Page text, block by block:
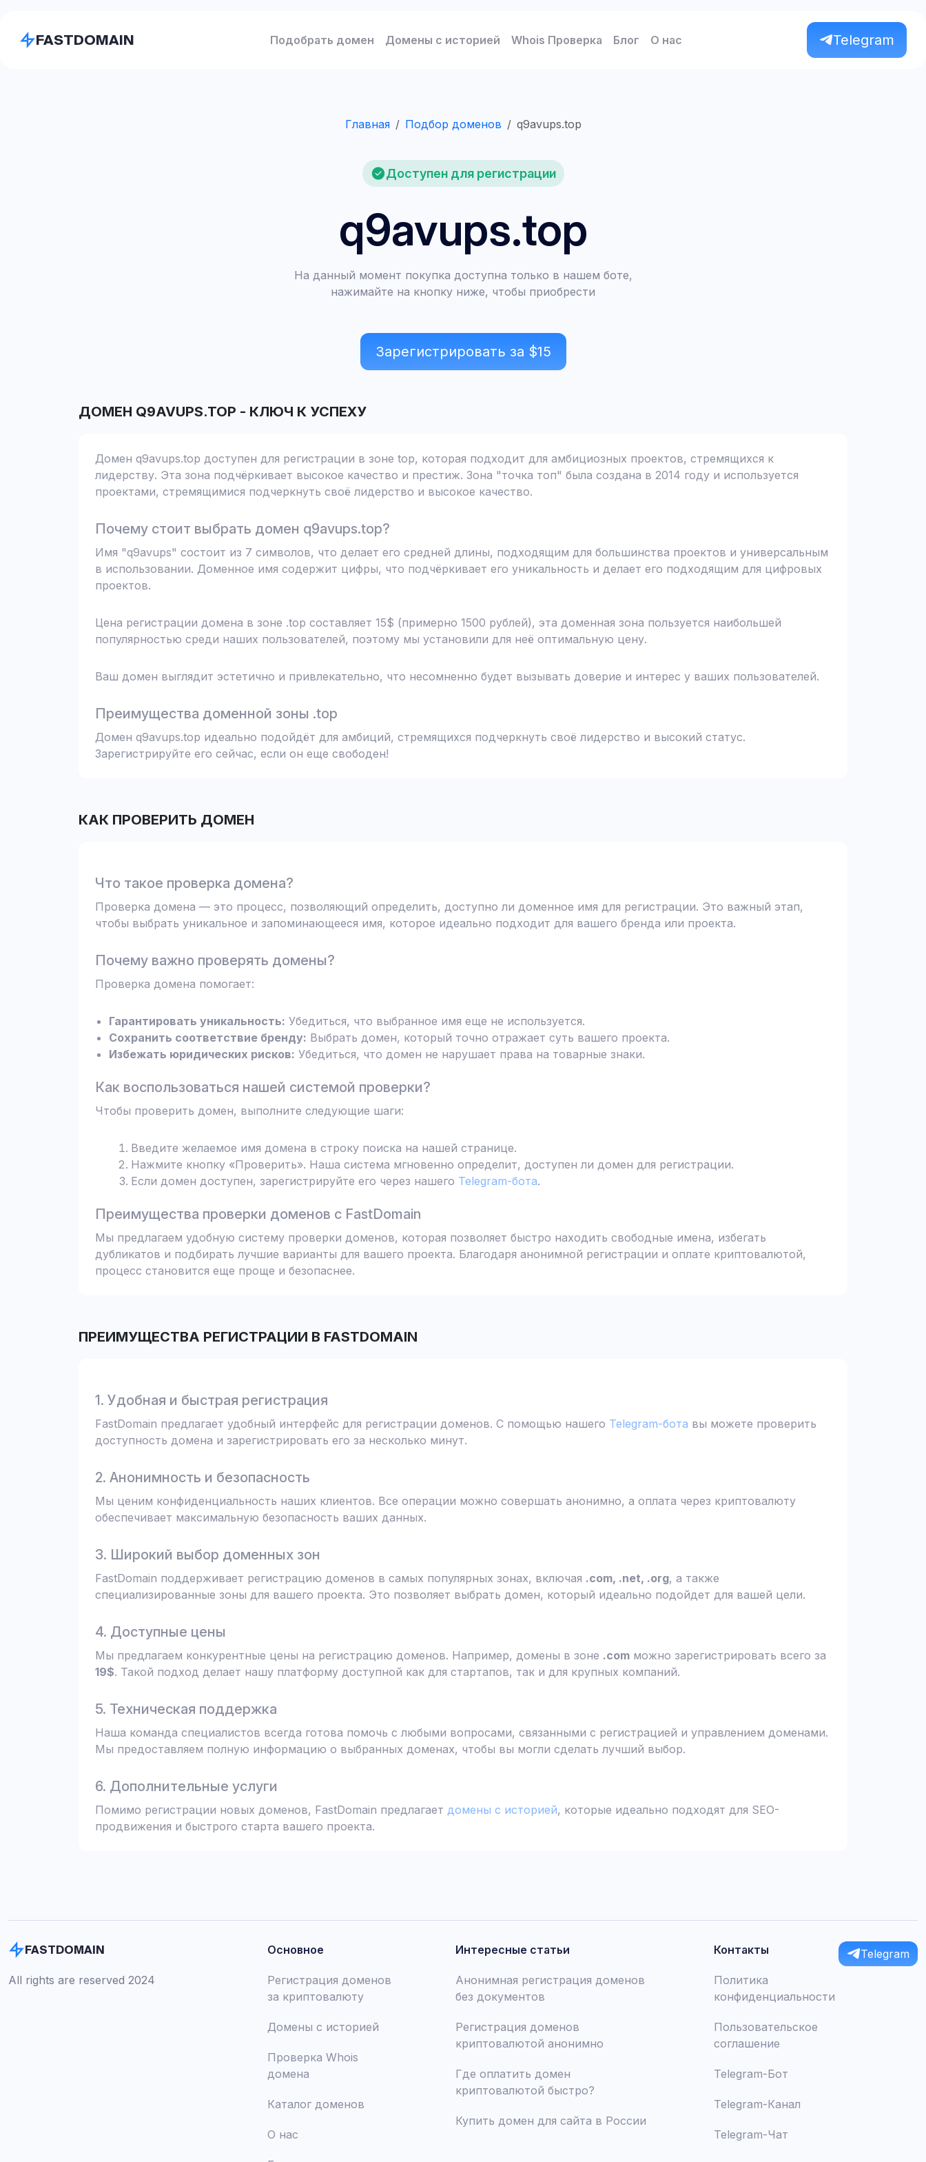
FASTDOMAIN Подобрать домен Домены с историей Whois Проверка Блог О нас Telegram
Главная Подбор доменов q9avups.top
Доступен для регистрации
q9avups.top
На данный момент покупка доступна только в нашем боте,
нажимайте на кнопку ниже, чтобы приобрести
Зарегистрировать за $15
ДОМЕН Q9AVUPS.TOP - КЛЮЧ К УСПЕХУ
Домен q9avups.top доступен для регистрации в зоне top, которая подходит для амбициозных проектов, стремящихся к
лидерству. Эта зона подчёркивает высокое качество и престиж. Зона "точка топ" была создана в 2014 году и используется
проектами, стремящимися подчеркнуть своё лидерство и высокое качество.
Почему стоит выбрать домен q9avups.top?
Имя "q9avups" состоит из 7 символов, что делает его средней длины, подходящим для большинства проектов и универсальным
в использовании. Доменное имя содержит цифры, что подчёркивает его уникальность и делает его подходящим для цифровых
проектов.
Цена регистрации домена в зоне .top составляет 15$ (примерно 1500 рублей), эта доменная зона пользуется наибольшей
популярностью среди наших пользователей, поэтому мы установили для неё оптимальную цену.
Ваш домен выглядит эстетично и привлекательно, что несомненно будет вызывать доверие и интерес у ваших пользователей.
Преимущества доменной зоны .top
Домен q9avups.top идеально подойдёт для амбиций, стремящихся подчеркнуть своё лидерство и высокий статус.
Зарегистрируйте его сейчас, если он еще свободен!
КАК ПРОВЕРИТЬ ДОМЕН
Что такое проверка домена?
Проверка домена — это процесс, позволяющий определить, доступно ли доменное имя для регистрации. Это важный этап,
чтобы выбрать уникальное и запоминающееся имя, которое идеально подходит для вашего бренда или проекта.
Почему важно проверять домены?
Проверка домена помогает:
Гарантировать уникальность: Убедиться, что выбранное имя еще не используется.
Сохранить соответствие бренду: Выбрать домен, который точно отражает суть вашего проекта.
Избежать юридических рисков: Убедиться, что домен не нарушает права на товарные знаки.
Как воспользоваться нашей системой проверки?
Чтобы проверить домен, выполните следующие шаги:
Введите желаемое имя домена в строку поиска на нашей странице.
Нажмите кнопку «Проверить». Наша система мгновенно определит, доступен ли домен для регистрации.
Если домен доступен, зарегистрируйте его через нашего Telegram-бота.
Преимущества проверки доменов с FastDomain
Мы предлагаем удобную систему проверки доменов, которая позволяет быстро находить свободные имена, избегать
дубликатов и подбирать лучшие варианты для вашего проекта. Благодаря анонимной регистрации и оплате криптовалютой,
процесс становится еще проще и безопаснее.
ПРЕИМУЩЕСТВА РЕГИСТРАЦИИ В FASTDOMAIN
1. Удобная и быстрая регистрация
FastDomain предлагает удобный интерфейс для регистрации доменов. С помощью нашего Telegram-бота вы можете проверить
доступность домена и зарегистрировать его за несколько минут.
2. Анонимность и безопасность
Мы ценим конфиденциальность наших клиентов. Все операции можно совершать анонимно, а оплата через криптовалюту
обеспечивает максимальную безопасность ваших данных.
3. Широкий выбор доменных зон
FastDomain поддерживает регистрацию доменов в самых популярных зонах, включая .com, .net, .org, а также
специализированные зоны для вашего проекта. Это позволяет выбрать домен, который идеально подойдет для вашей цели.
4. Доступные цены
Мы предлагаем конкурентные цены на регистрацию доменов. Например, домены в зоне .com можно зарегистрировать всего за
19$. Такой подход делает нашу платформу доступной как для стартапов, так и для крупных компаний.
5. Техническая поддержка
Наша команда специалистов всегда готова помочь с любыми вопросами, связанными с регистрацией и управлением доменами.
Мы предоставляем полную информацию о выбранных доменах, чтобы вы могли сделать лучший выбор.
6. Дополнительные услуги
Помимо регистрации новых доменов, FastDomain предлагает домены с историей, которые идеально подходят для SEO-
продвижения и быстрого старта вашего проекта.
FASTDOMAIN
All rights are reserved 2024
Основное
Регистрация доменов
за криптовалюту
Домены с историей
Проверка Whois
домена
Каталог доменов
О нас
Интересные статьи
Анонимная регистрация доменов
без документов
Регистрация доменов
криптовалютой анонимно
Где оплатить домен
криптовалютой быстро?
Купить домен для сайта в России
Контакты
Политика
конфиденциальности
Пользовательское
соглашение
Telegram-Бот
Telegram-Канал
Telegram-Чат
Telegram